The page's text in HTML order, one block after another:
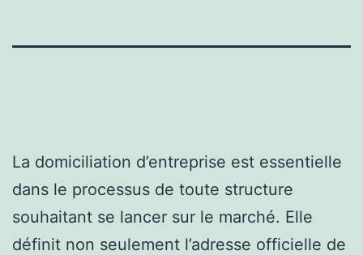
La domiciliation d’entreprise est essentielle
dans le processus de toute structure
souhaitant se lancer sur le marché. Elle
définit non seulement l’adresse officielle de